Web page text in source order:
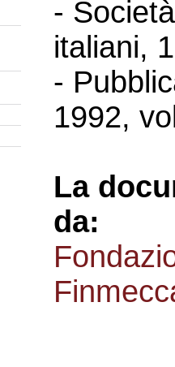
-
italiani,
-
1992,
La
da: